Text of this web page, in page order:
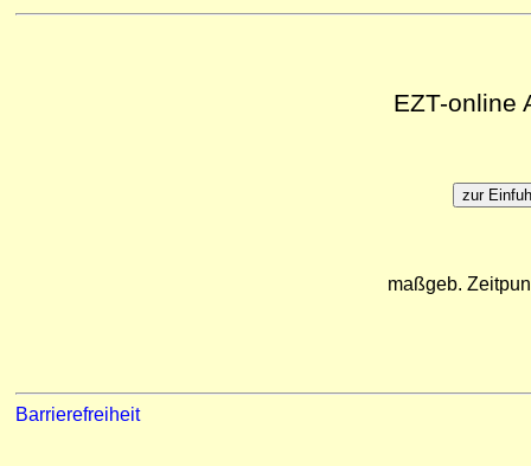
EZT-online
maßgeb.
Barrierefreiheit